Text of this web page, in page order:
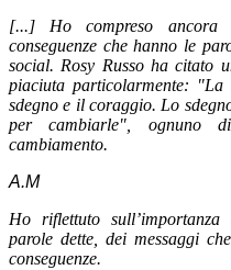
[...] Ho compreso
conseguenze che hanno le
social. Rosy Russo ha citato
piaciuta particolarmente:
sdegno e il coraggio. Lo
per cambiarle", ognuno
cambiamento.
A.M
Ho riflettuto
parole dette, dei messaggi
conseguenze.